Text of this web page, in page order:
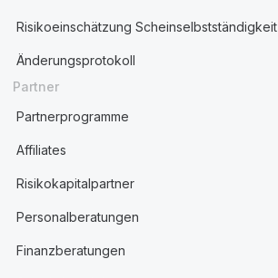
Risikoeinschätzung Scheinselbstständigkeit
Änderungsprotokoll
Partner
Partnerprogramme
Affiliates
Risikokapitalpartner
Personalberatungen
Finanzberatungen